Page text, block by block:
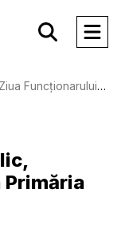
Ziua Funcționarului Public, celebrată prin cultură la Primăria municipiului Cahul